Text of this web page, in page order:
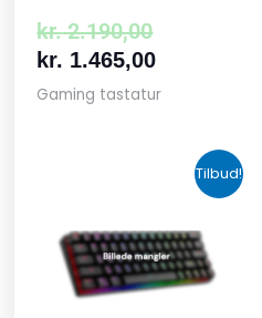
kr.2.190,00
kr. 1.465,00
Gaming tastatur
Tilbud!
oprindelige
pris
var:
kr. 424,00.
aktuelle
pris
er:
kr. 349,00.